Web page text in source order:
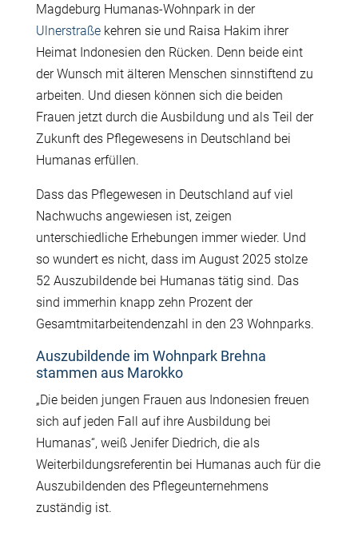
Magdeburg Humanas-Wohnpark in der
Ulnerstraßekehren sie und Raisa Hakim ihrer
Heimat Indonesien den Rücken. Denn beide eint
der Wunsch mit älteren Menschen sinnstiftend zu
arbeiten. Und diesen können sich die beiden
Frauen jetzt durch die Ausbildung und als Teil der
Zukunft des Pflegewesens in Deutschland bei
Humanas erfüllen.
Dass das Pflegewesen in Deutschland auf viel
Nachwuchs angewiesen ist, zeigen
unterschiedliche Erhebungen immer wieder. Und
so wundert es nicht, dass im August 2025 stolze
52 Auszubildende bei Humanas tätig sind. Das
sind immerhin knapp zehn Prozent der
Gesamtmitarbeitendenzahl in den 23 Wohnparks.
Auszubildende im Wohnpark Brehna
stammen aus Marokko
„Die beiden jungen Frauen aus Indonesien freuen
sich auf jeden Fall auf ihre Ausbildung bei
Humanas“, weiß Jenifer Diedrich, die als
Weiterbildungsreferentin bei Humanas auch für die
Auszubildenden des Pflegeunternehmens
zuständig ist.